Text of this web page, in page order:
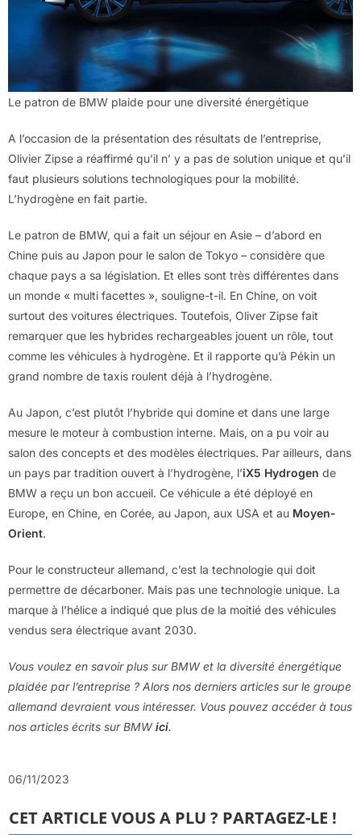
Le patron de BMW plaide pour une diversité énergétique
A l’occasion de la présentation des résultats de l’entreprise,
Olivier Zipse a réaffirmé qu’il n’ y a pas de solution unique et qu’il
faut plusieurs solutions technologiques pour la mobilité.
L’hydrogène en fait partie.
Le patron de BMW, qui a fait un séjour en Asie – d’abord en
Chine puis au Japon pour le salon de Tokyo – considère que
chaque pays a sa législation. Et elles sont très différentes dans
un monde « multi facettes », souligne-t-il. En Chine, on voit
surtout des voitures électriques. Toutefois, Oliver Zipse fait
remarquer que les hybrides rechargeables jouent un rôle, tout
comme les véhicules à hydrogène. Et il rapporte qu’à Pékin un
grand nombre de taxis roulent déjà à l’hydrogène.
Au Japon, c’est plutôt l’hybride qui domine et dans une large
mesure le moteur à combustion interne. Mais, on a pu voir au
salon des concepts et des modèles électriques. Par ailleurs, dans
un pays par tradition ouvert à l’hydrogène, l’iX5 Hydrogen de
BMW a reçu un bon accueil. Ce véhicule a été déployé en
Europe, en Chine, en Corée, au Japon, aux USA et au Moyen-
Orient.
Pour le constructeur allemand, c’est la technologie qui doit
permettre de décarboner. Mais pas une technologie unique. La
marque à l’hélice a indiqué que plus de la moitié des véhicules
vendus sera électrique avant 2030.
Vous voulez en savoir plus sur BMW et la diversité énergétique
plaidée par l’entreprise ? Alors nos derniers articles sur le groupe
allemand devraient vous intéresser. Vous pouvez accéder à tous
nos articles écrits sur BMWici.
06/11/2023
CET ARTICLE VOUS A PLU ? PARTAGEZ-LE !